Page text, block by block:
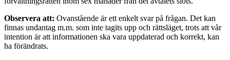
Observera att: Ovanstående är ett enkelt svar på frågan. Det kan
finnas undantag m.m. som inte tagits upp och rättsläget, trots att vår
intention är att informationen ska vara uppdaterad och korrekt, kan
ha förändrats.